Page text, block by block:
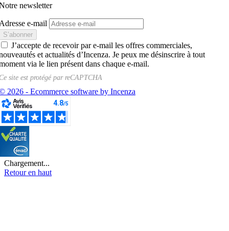
newsletter
e-mail
J’accepte de recevoir par e-mail les offres commerciales,
et actualités d’Incenza. Je peux me désinscrire à tout
via le lien présent dans chaque e-mail.
site est protégé parreCAPTCHA
2026 - Ecommerce software by Incenza
Chargement...
Retour en haut